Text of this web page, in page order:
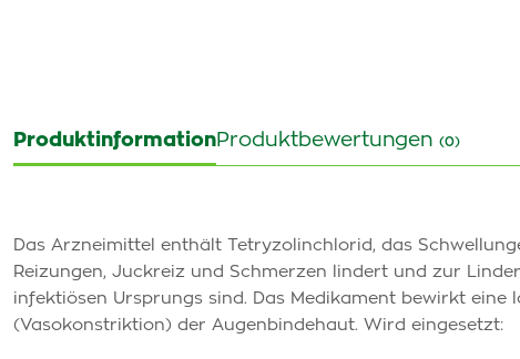
ProduktinformationProduktbewertungen (0)
Das Arzneimittel enthält Tetryzolinchlorid, das
Reizungen, Juckreiz und Schmerzen lindert und zur
infektiösen Ursprungs sind. Das Medikament bewirkt
(Vasokonstriktion) der Augenbindehaut. Wird eingesetzt: